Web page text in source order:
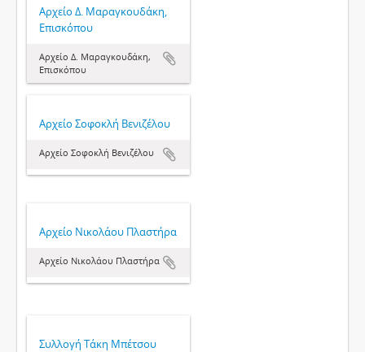
Αρχείο Δ. Μαραγκουδάκη,
Επισκόπου
Αρχείο Δ. Μαραγκουδάκη,
Επισκόπου
Αρχείο Σοφοκλή Βενιζέλου
Αρχείο Σοφοκλή Βενιζέλου
Αρχείο Νικολάου Πλαστήρα
Αρχείο Νικολάου Πλαστήρα
Συλλογή Τάκη Μπέτσου